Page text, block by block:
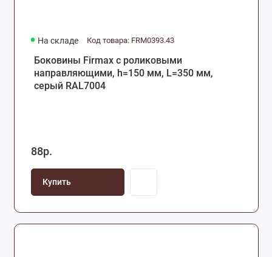
На складе Код товара: FRM0393.43
Боковины Firmax с роликовыми
направляющими, h=150 мм, L=350 мм,
серый RAL7004
88р.
Купить